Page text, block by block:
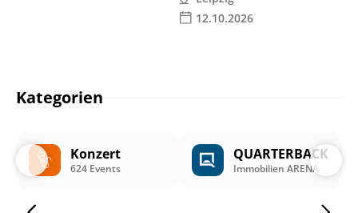
12.10.2026
Kategorien
Konzert
624 Events
QUARTERBACK
Immobilien ARENA